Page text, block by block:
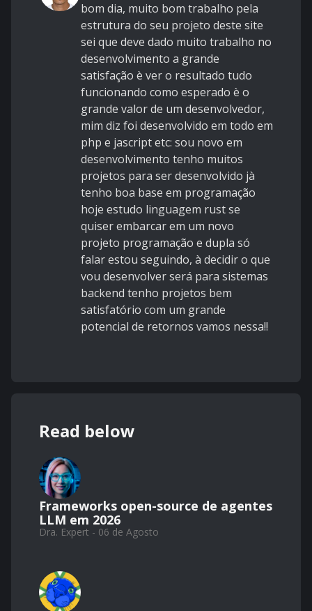
bom dia, muito bom trabalho pela
estrutura do seu projeto deste site
sei que deve dado muito trabalho no
desenvolvimento a grande
satisfação è ver o resultado tudo
funcionando como esperado è o
grande valor de um desenvolvedor,
mim diz foi desenvolvido em todo em
php e jascript etc: sou novo em
desenvolvimento tenho muitos
projetos para ser desenvolvido jà
tenho boa base em programação
hoje estudo linguagem rust se
quiser embarcar em um novo
projeto programação e dupla só
falar estou seguindo, à decidir o que
vou desenvolver será para sistemas
backend tenho projetos bem
satisfatório com um grande
potencial de retornos vamos nessa!!
Read below
Frameworks open-source de agentes
LLM em 2026
Dra. Expert - 06 de Agosto